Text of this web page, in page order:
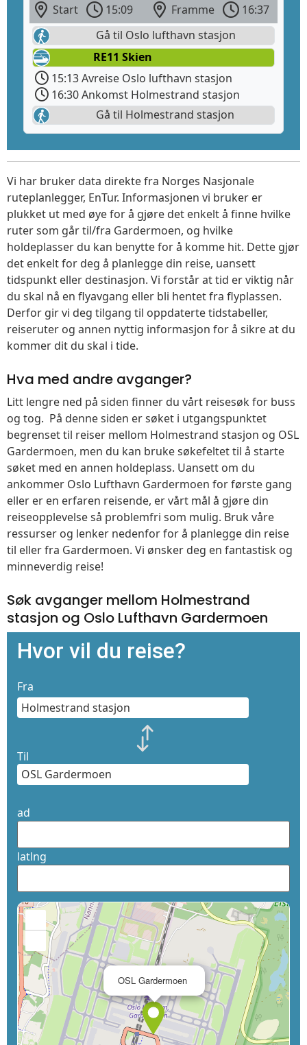
Start 15:09 Framme
16:37
Gå til Oslo lufthavn stasjon
RE11 Skien
15:13 Avreise Oslo lufthavn stasjon
16:30 Ankomst Holmestrand stasjon
Gå til Holmestrand stasjon
Vi har bruker data direkte fra Norges Nasjonale
ruteplanlegger, EnTur. Informasjonen vi bruker er
plukket ut med øye for å gjøre det enkelt å finne hvilke
ruter som går til/fra Gardermoen, og hvilke
holdeplasser du kan benytte for å komme hit. Dette gjør
det enkelt for deg å planlegge din reise, uansett
tidspunkt eller destinasjon. Vi forstår at tid er viktig når
du skal nå en flyavgang eller bli hentet fra flyplassen.
Derfor gir vi deg tilgang til oppdaterte tidstabeller,
reiseruter og annen nyttig informasjon for å sikre at du
kommer dit du skal i tide.
Hva med andre avganger?
Litt lengre ned på siden finner du vårt reisesøk for buss
og tog. På denne siden er søket i utgangspunktet
begrenset til reiser mellom Holmestrand stasjon og OSL
Gardermoen, men du kan bruke søkefeltet til å starte
søket med en annen holdeplass. Uansett om du
ankommer Oslo Lufthavn Gardermoen for første gang
eller er en erfaren reisende, er vårt mål å gjøre din
reiseopplevelse så problemfri som mulig. Bruk våre
ressurser og lenker nedenfor for å planlegge din reise
til eller fra Gardermoen. Vi ønsker deg en fantastisk og
minneverdig reise!
Søk avganger mellom Holmestrand
stasjon og Oslo Lufthavn Gardermoen
Hvor vil du reise?
Fra
Til
ad
latlng
OSL Gardermoen